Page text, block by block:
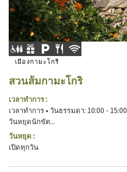
เมืองกามะโกริ
สวนส้มกามะโกริ
เวลาทำการ :
เวลาทำการ • วันธรรมดา: 10:00 -
วันหยุดนักขัต...
วันหยุด :
เปิดทุกวัน